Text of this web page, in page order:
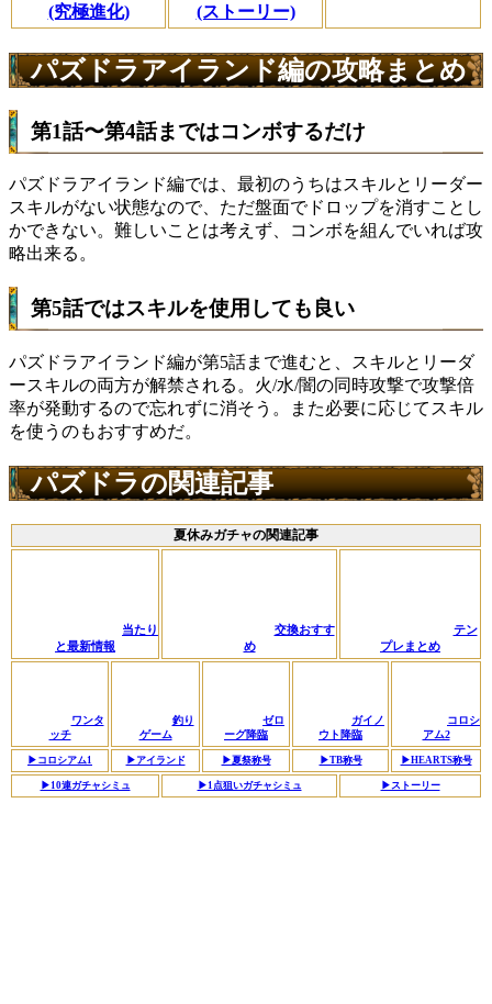
(究極進化)
(ストーリー)
パズドラアイランド編の攻略まとめ
第1話〜第4話まではコンボするだけ
パズドラアイランド編では、最初のうちはスキルとリーダー
スキルがない状態なので、ただ盤面でドロップを消すことし
かできない。難しいことは考えず、コンボを組んでいれば攻
略出来る。
第5話ではスキルを使用しても良い
パズドラアイランド編が第5話まで進むと、スキルとリーダ
ースキルの両方が解禁される。火/水/闇の同時攻撃で攻撃倍
率が発動するので忘れずに消そう。また必要に応じてスキル
を使うのもおすすめだ。
パズドラの関連記事
夏休みガチャの関連記事
当たり
と最新情報
交換おすす
め
テン
プレまとめ
ワンタ
ッチ
釣り
ゲーム
ゼロ
ーグ降臨
ガイノ
ウト降臨
コロシ
アム2
▶︎コロシアム1 ▶︎アイランド ▶︎夏祭称号 ▶︎TB称号 ▶︎HEARTS称号
▶︎10連ガチャシミュ ▶︎1点狙いガチャシミュ ▶︎ストーリー